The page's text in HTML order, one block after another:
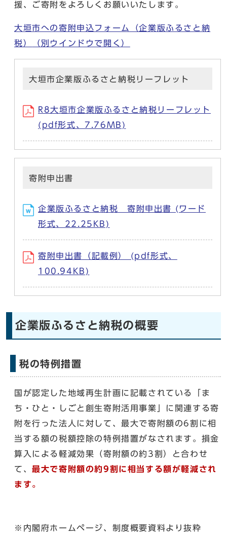
援、ご寄附をよろしくお願いいたします。
大垣市への寄附申込フォーム（企業版ふるさと納
税）
（別ウインドウで開く）
大垣市企業版ふるさと納税リーフレット
R8大垣市企業版ふるさと納税リーフレット
(pdf形式、7.76MB)
寄附申出書
企業版ふるさと納税 寄附申出書 (ワード
形式、22.25KB)
寄附申出書（記載例） (pdf形式、
100.94KB)
企業版ふるさと納税の概要
税の特例措置
国が認定した地域再生計画に記載されている「ま
ち・ひと・しごと創生寄附活用事業」に関連する寄
附を行った法人に対して、最大で寄附額の6割に相
当する額の税額控除の特例措置がなされます。損金
算入による軽減効果（寄附額の約3割）と合わせ
て、最大で寄附額の約9割に相当する額が軽減され
ます。
※内閣府ホームページ、制度概要資料より抜粋